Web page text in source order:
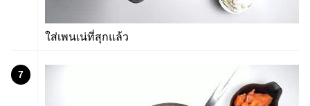
ใส่เพนเน่ที่สุกแล้ว
7